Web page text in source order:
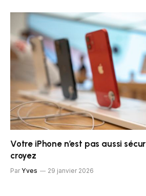
Votre iPhone n’est pas aussi
croyez
Par Yves 29 janvier 2026